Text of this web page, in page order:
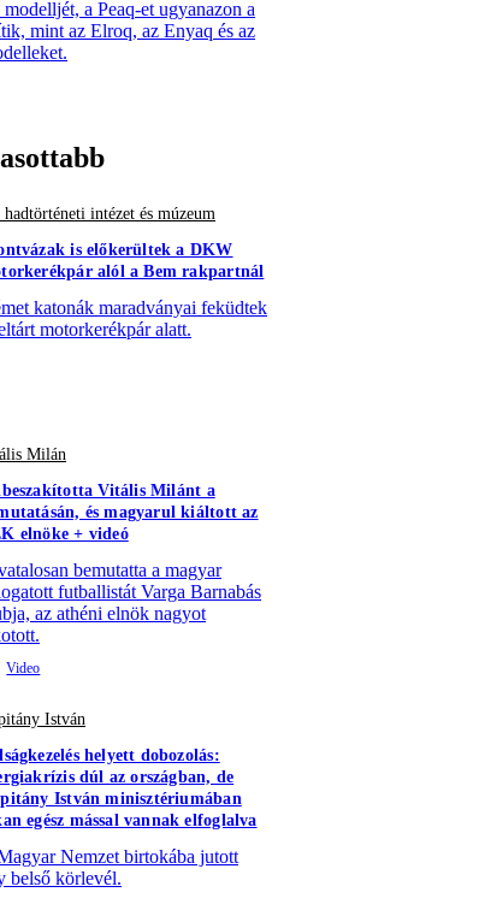
a Peaq-et ugyanazon a
mint az Elroq, az Enyaq és az
hadtörténeti intézet és múzeum
is előkerültek a DKW
alól a Bem rakpartnál
katonák maradványai feküdtek
motorkerékpár alatt.
Milán
Vitális Milánt a
és magyarul kiáltott az
elnöke + videó
bemutatta a magyar
futballistát Varga Barnabás
az athéni elnök nagyot
István
helyett dobozolás:
dúl az országban, de
István minisztériumában
egész mással vannak elfoglalva
Nemzet birtokába jutott
belső körlevél.